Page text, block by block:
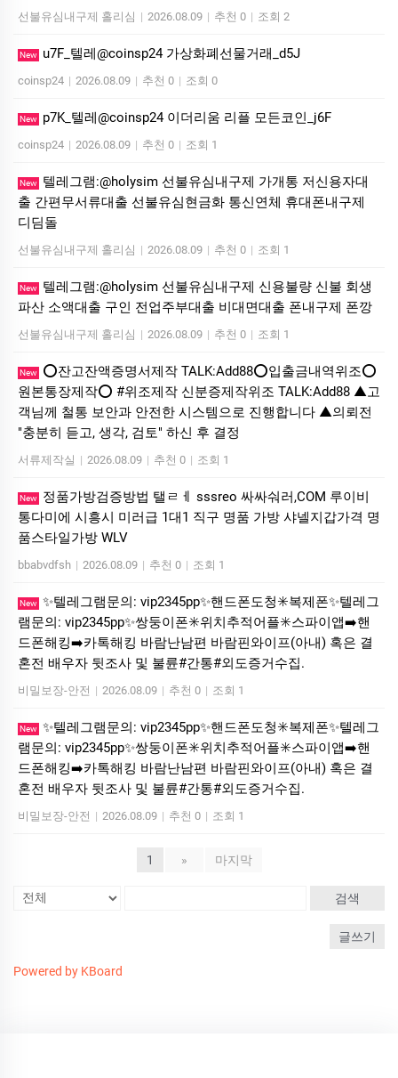
선불유심내구제 홀리심 | 2026.08.09 | 추천 0 | 조회 2
New u7F_텔레@coinsp24 가상화폐선물거래_d5J
coinsp24 | 2026.08.09 | 추천 0 | 조회 0
New p7K_텔레@coinsp24 이더리움 리플 모든코인_j6F
coinsp24 | 2026.08.09 | 추천 0 | 조회 1
New
텔레그램:@holysim 선불유심내구제 가개통 저신용자대
출 간편무서류대출 선불유심현금화 통신연체 휴대폰내구제
디딤돌
선불유심내구제 홀리심 | 2026.08.09 | 추천 0 | 조회 1
New
텔레그램:@holysim 선불유심내구제 신용불량 신불 회생
파산 소액대출 구인 전업주부대출 비대면대출 폰내구제 폰깡
선불유심내구제 홀리심 | 2026.08.09 | 추천 0 | 조회 1
New
⭕️잔고잔액증명서제작 TALK:Add88⭕️입출금내역위조⭕️
원본통장제작⭕️ #위조제작 신분증제작위조 TALK:Add88 ▲고
객님께 철통 보안과 안전한 시스템으로 진행합니다 ▲의뢰전
"충분히 듣고, 생각, 검토" 하신 후 결정
서류제작실 | 2026.08.09 | 추천 0 | 조회 1
New
정품가방검증방법 탤ㄹㅔ sssreo 싸싸숴러,COM 루이비
통다미에 시흥시 미러급 1대1 직구 명품 가방 샤넬지갑가격 명
품스타일가방 WLV
bbabvdfsh | 2026.08.09 | 추천 0 | 조회 1
New ✨텔레그램문의: vip2345pp✨핸드폰도청✳️복제폰✨텔레그
램문의: vip2345pp✨쌍둥이폰✳️위치추적어플✳️스파이앱➡️핸
드폰해킹➡️카톡해킹 바람난남편 바람핀와이프(아내) 혹은 결
혼전 배우자 뒷조사 및 불륜#간통#외도증거수집.
비밀보장-안전 | 2026.08.09 | 추천 0 | 조회 1
New ✨텔레그램문의: vip2345pp✨핸드폰도청✳️복제폰✨텔레그
램문의: vip2345pp✨쌍둥이폰✳️위치추적어플✳️스파이앱➡️핸
드폰해킹➡️카톡해킹 바람난남편 바람핀와이프(아내) 혹은 결
혼전 배우자 뒷조사 및 불륜#간통#외도증거수집.
비밀보장-안전 | 2026.08.09 | 추천 0 | 조회 1
1 » 마지막
검색
글쓰기
Powered by KBoard